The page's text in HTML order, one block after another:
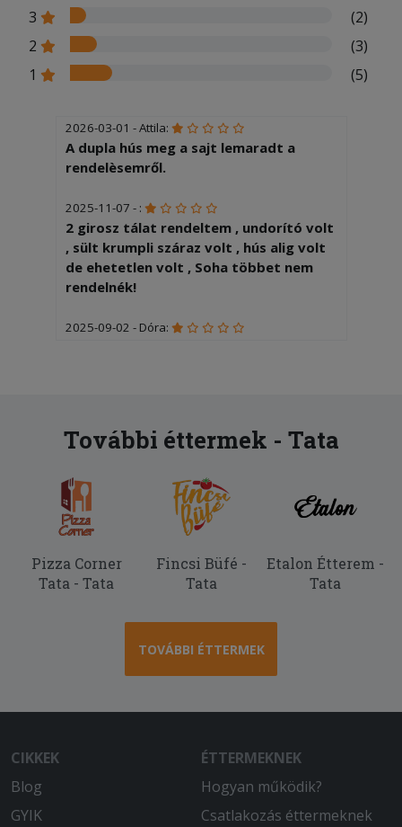
3
(2)
2
(3)
1
(5)
2026-03-01 - Attila:
A dupla hús meg a sajt lemaradt a
rendelèsemről.
2025-11-07 - :
2 girosz tálat rendeltem , undorító volt
, sült krumpli száraz volt , hús alig volt
de ehetetlen volt , Soha többet nem
rendelnék!
2025-09-02 - Dóra:
csak keveredés, de a telefonja ki volt
kapcsolva. Az étterem sem vette fel,
2025-07-07 - Helga:
A gyros ehetetlen volt,a pizza korom
További éttermek - Tata
Pizza Corner
Tata - Tata
Fincsi Büfé -
Tata
Etalon Étterem -
Tata
TOVÁBBI ÉTTERMEK
CIKKEK
Blog
GYIK
ÉTTERMEKNEK
Hogyan működik?
Csatlakozás éttermeknek